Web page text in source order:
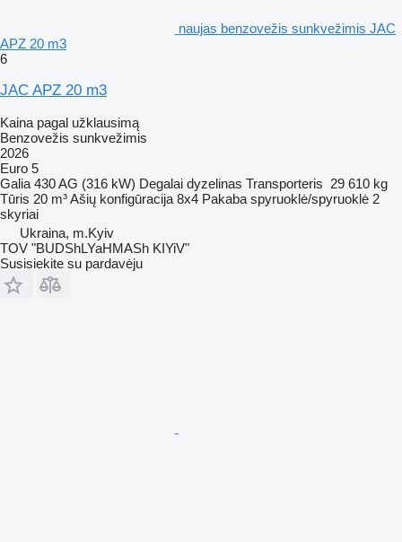
naujas benzovežis sunkvežimis JAC
APZ 20 m3
6
JAC APZ 20 m3
Kaina pagal užklausimą
Benzovežis sunkvežimis
2026
Euro 5
Galia 430 AG (316 kW) Degalai dyzelinas Transporteris 29 610 kg
Tūris 20 m³Ašių konfigūracija 8x4 Pakaba spyruoklė/spyruoklė 2
skyriai
Ukraina, m.Kyiv
TOV "BUDShLYaHMASh KIYiV"
Susisiekite su pardavėju